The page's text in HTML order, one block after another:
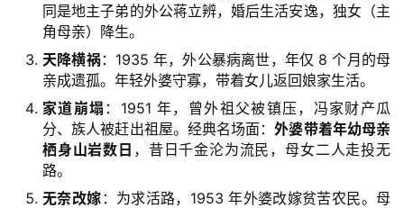
同是地主子弟的外公蒋立辨，婚后生活安逸，独女（主
角母亲）降生。
天降横祸：1935 年，外公暴病离世，年仅 8 个月的母
亲成遗孤。年轻外婆守寡，带着女儿返回娘家生活。
家道崩塌 ：1951 年，曾外祖父被镇压，冯家财产瓜
分、族人被赶出祖屋。经典名场面：外婆带着年幼母亲
栖身山岩数日 ，昔日千金沦为流民，母女二人走投无
路。
无奈改嫁 ：为求活路，1953 年外婆改嫁贫苦农民。母